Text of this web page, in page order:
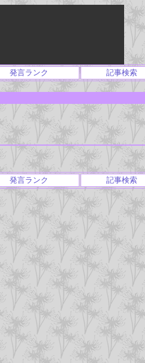
発言ランク 記事検索
発言ランク 記事検索